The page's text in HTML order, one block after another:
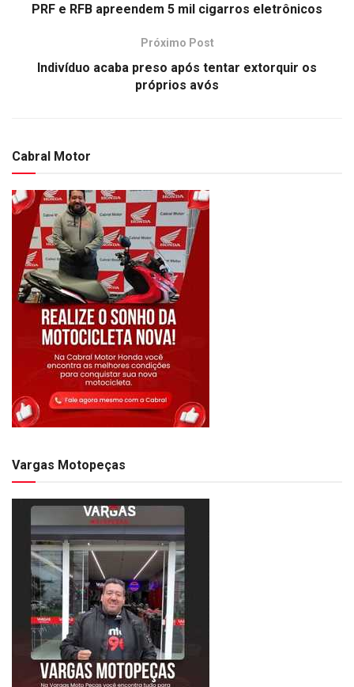
PRF e RFB apreendem 5 mil cigarros eletrônicos
Próximo Post
Indivíduo acaba preso após tentar extorquir os
próprios avós
Cabral Motor
Vargas Motopeças